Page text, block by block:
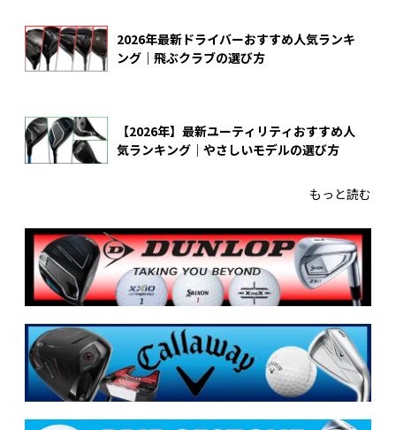
2026年最新ドライバーおすすめ人気ランキ
ング｜飛ぶクラブの選び方
【2026年】最新ユーティリティおすすめ人
気ランキング｜やさしいモデルの選び方
もっと読む